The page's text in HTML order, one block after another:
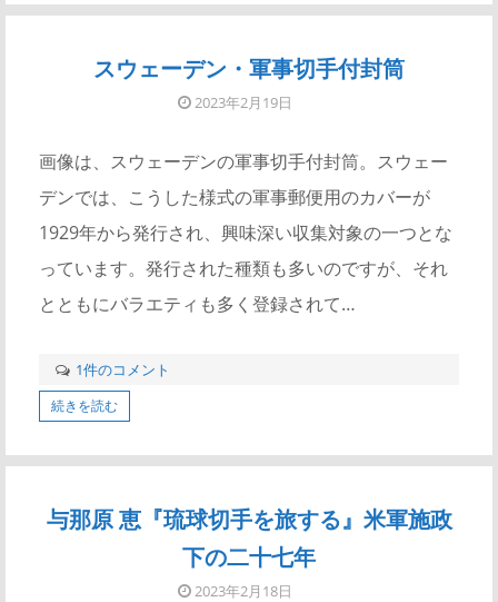
スウェーデン・軍事切手付封筒
2023年2月19日
画像は、スウェーデンの軍事切手付封筒。スウェー
デンでは、こうした様式の軍事郵便用のカバーが
1929年から発行され、興味深い収集対象の一つとな
っています。発行された種類も多いのですが、それ
とともにバラエティも多く登録されて…
1件のコメント
続きを読む
与那原 恵『琉球切手を旅する』米軍施政
下の二十七年
2023年2月18日